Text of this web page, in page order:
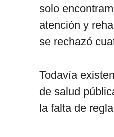
solo
atención y
se rechazó
Todavía
de salud
la falta de